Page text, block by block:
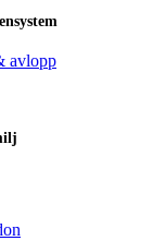
avlopp